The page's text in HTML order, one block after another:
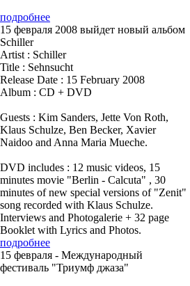
подробнее
15 февраля 2008 выйдет новый альбом
Schiller
Artist : Schiller
Title : Sehnsucht
Release Date : 15 February 2008
Album : CD + DVD
Guests : Kim Sanders, Jette Von Roth,
Klaus Schulze, Ben Becker, Xavier
Naidoo and Anna Maria Mueche.
DVD includes : 12 music videos, 15
minutes movie "Berlin - Calcuta" , 30
minutes of new special versions of "Zenit"
song recorded with Klaus Schulze.
Interviews and Photogalerie + 32 page
Booklet with Lyrics and Photos.
подробнее
15 февраля - Международный
фестиваль "Триумф джаза"